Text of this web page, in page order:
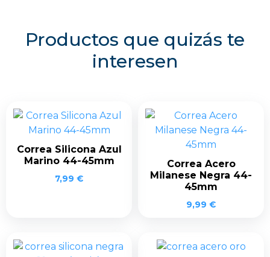
Productos que quizás te
interesen
Correa Silicona Azul
Marino 44-45mm
7,99 €
Correa Acero
Milanese Negra 44-
45mm
9,99 €